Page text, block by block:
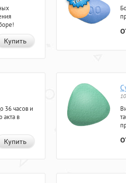
Купить
36 часов и
акта в
Купить